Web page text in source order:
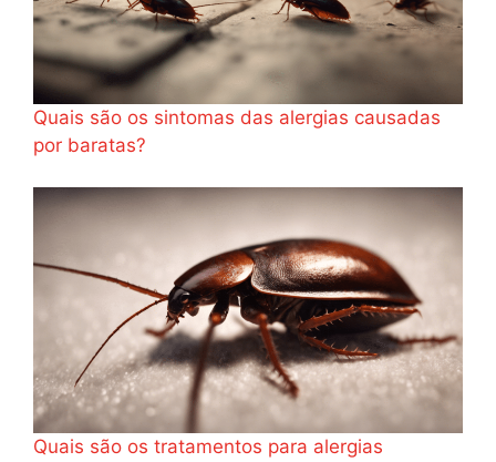
Quais são os sintomas das alergias causadas
por baratas?
Quais são os tratamentos para alergias